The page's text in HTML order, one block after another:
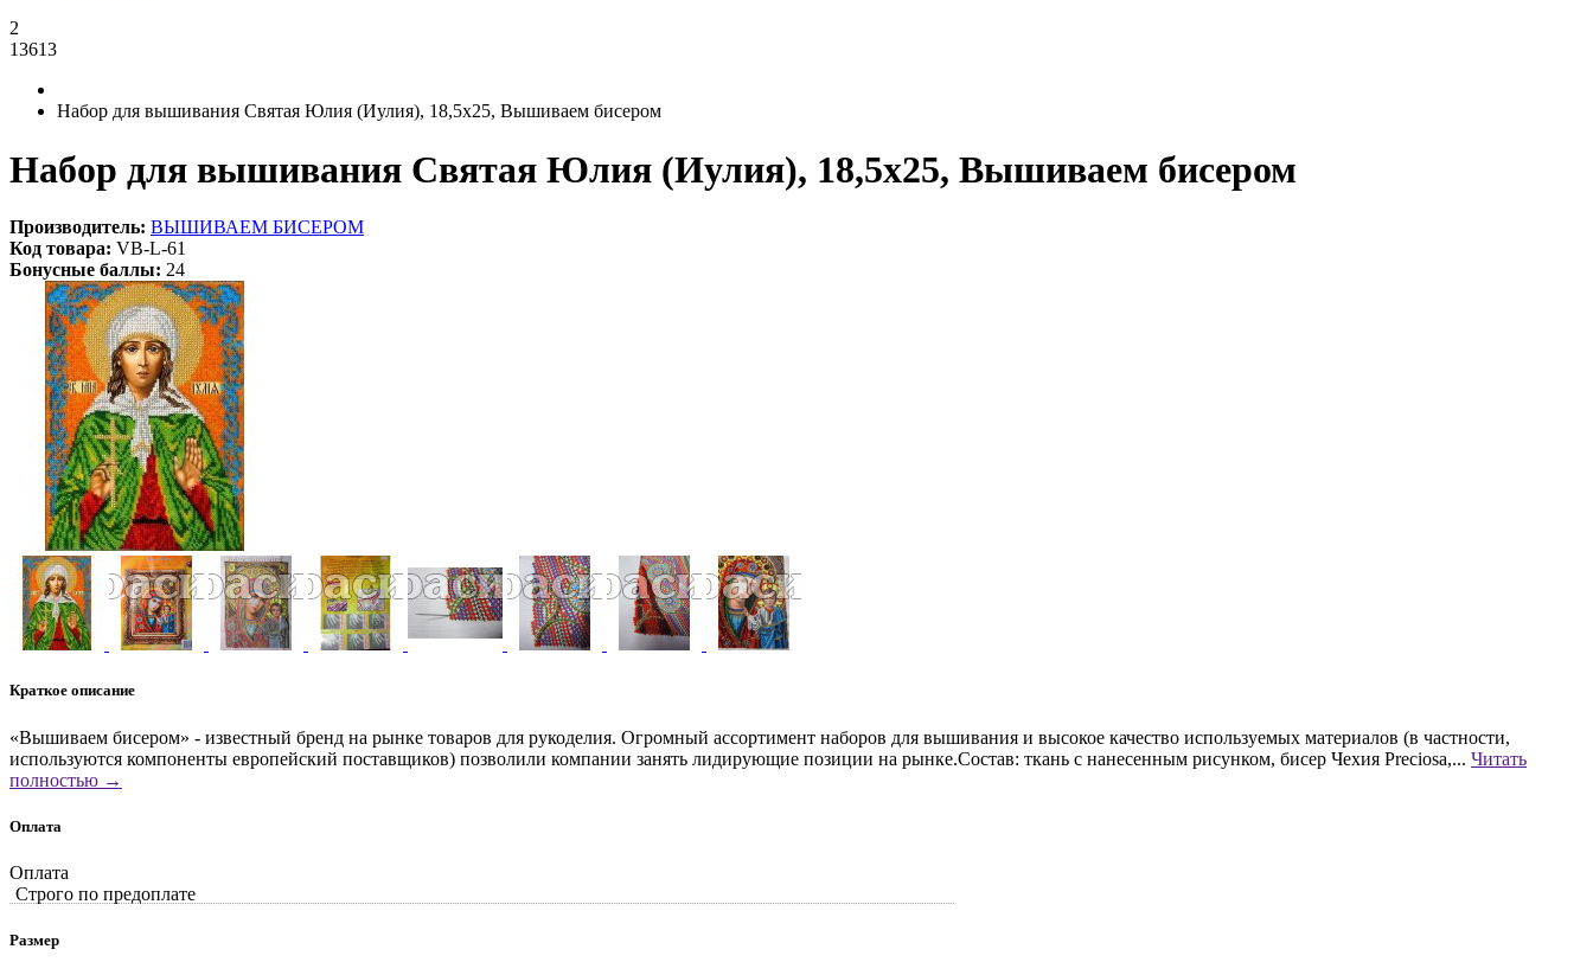
2
13613
Набор для вышивания Святая Юлия (Иулия), 18,5x25, Вышиваем бисером
Набор для вышивания Святая Юлия (Иулия), 18,5x25, Вышиваем бисером
Производитель: ВЫШИВАЕМ БИСЕРОМ
Код товара: VB-L-61
Бонусные баллы: 24
Краткое описание
«Вышиваем бисером» - известный бренд на рынке товаров для рукоделия. Огромный ассортимент наборов для вышивания и высокое качество используемых материалов (в частности,
используются компоненты европейский поставщиков) позволили компании занять лидирующие позиции на рынке.Состав: ткань с нанесенным рисунком, бисер Чехия Preciosa,... Читать
полностью →
Оплата
Оплата
Строго по предоплате
Размер